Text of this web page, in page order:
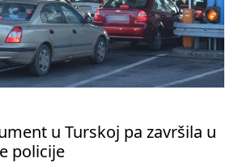
u Turskoj pa završila u
policije